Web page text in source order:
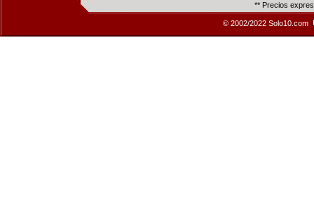
** Precios
© 2002/2022 Solo10.com